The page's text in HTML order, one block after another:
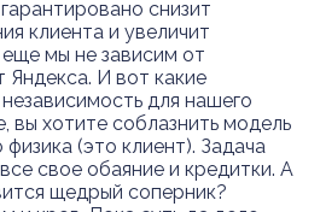
снизит
клиента и увеличит
мы не зависим от
Яндекса. И вот какие
для нашего
вы хотите соблазнить модель
(это клиент). Задача
свое обаяние и кредитки. А
щедрый соперник?